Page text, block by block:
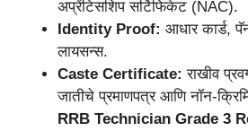
अप्रेंटिसशिप सर्टिफिकेट (NAC).
Identity Proof: आधार कार्ड,
लायसन्स.
Caste Certificate: राखीव
जातीचे प्रमाणपत्र आणि नॉन-
RRB Technician Grade 3